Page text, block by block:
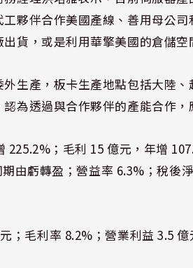
夥伴合作美國產線、善用母公
貨，或是利用華擎美國的倉儲空
生產，板卡生產地點包括大陸
為透過與合作夥伴的產能合作
225.2%；毛利 15 億元，年增
由虧轉盈；營益率 6.3%；稅後
；毛利率 8.2%；營業利益 3.5